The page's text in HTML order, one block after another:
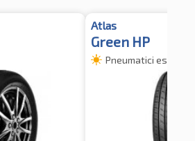
Atlas
Green HP
Pneumatici estivi